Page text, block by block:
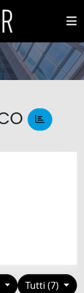
Tutti (7)